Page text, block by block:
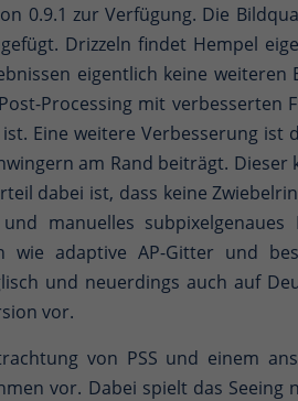
0.9.1 zur Verfügung. Die
Drizzeln findet Hempel
eigentlich keine
Processing mit verbesserten
Eine weitere Verbesserung
am Rand beiträgt.
dabei ist, dass keine
manuelles
wie adaptive AP-Gitter und
und neuerdings auch auf
vor.
von PSS und einem
vor. Dabei spielt das